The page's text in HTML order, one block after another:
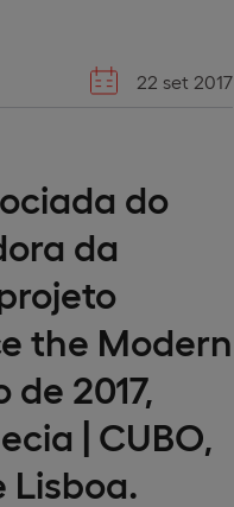
22 set 2017
do
da
the Modern
2017,
| CUBO,
Lisboa.